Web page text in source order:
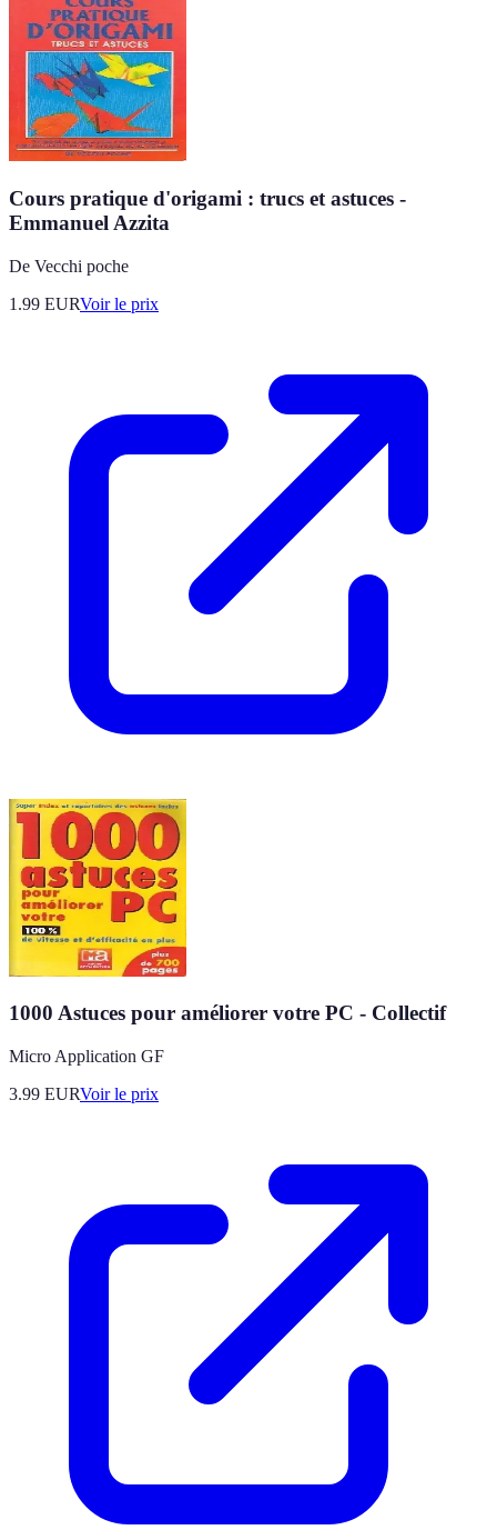
Cours pratique d'origami : trucs et astuces -
Emmanuel Azzita
De Vecchi poche
1.99 EURVoir le prix
1000 Astuces pour améliorer votre PC - Collectif
Micro Application GF
3.99 EURVoir le prix